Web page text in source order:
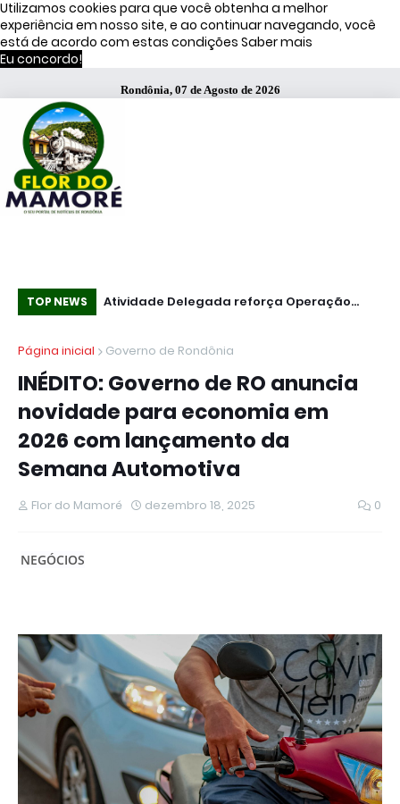
Utilizamos cookies para que você obtenha a melhor
experiência em nosso site, e ao continuar navegando, você
está de acordo com estas condições Saber mais
Eu concordo!
Rondônia, 07 de Agosto de 2026
TOP NEWS
Atividade Delegada reforça Operação
51% dos brasileiros têm visão negativa de
Página inicial
Governo de Rondônia
INÉDITO: Governo de RO anuncia
novidade para economia em
2026 com lançamento da
Semana Automotiva
Flor do Mamoré dezembro 18, 2025 0
NEGÓCIOS